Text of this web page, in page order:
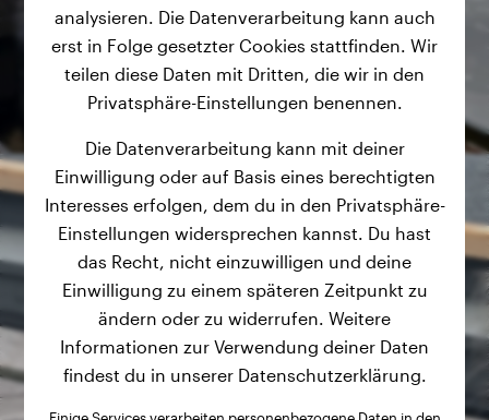
analysieren. Die Datenverarbeitung kann auch
erst in Folge gesetzter Cookies stattfinden. Wir
teilen diese Daten mit Dritten, die wir in den
Privatsphäre-Einstellungen benennen.
Die Datenverarbeitung kann mit deiner
Einwilligung oder auf Basis eines berechtigten
Interesses erfolgen, dem du in den Privatsphäre-
Einstellungen widersprechen kannst. Du hast
das Recht, nicht einzuwilligen und deine
Einwilligung zu einem späteren Zeitpunkt zu
ändern oder zu widerrufen. Weitere
Informationen zur Verwendung deiner Daten
findest du in unserer Datenschutzerklärung.